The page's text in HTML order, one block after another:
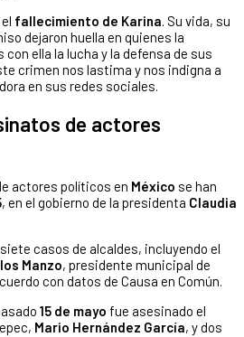
fallecimiento de Karina. Su vida, su
dejaron huella en quienes la
ella la lucha y la defensa de sus
crimen nos lastima y nos indigna a
en sus redes sociales.
de actores
actores políticos en México se han
, en el gobierno de la presidenta Claudia
casos de alcaldes, incluyendo el
Manzo, presidente municipal de
con datos de Causa en Común.
15 de mayo fue asesinado el
Mario Hernández García, y dos